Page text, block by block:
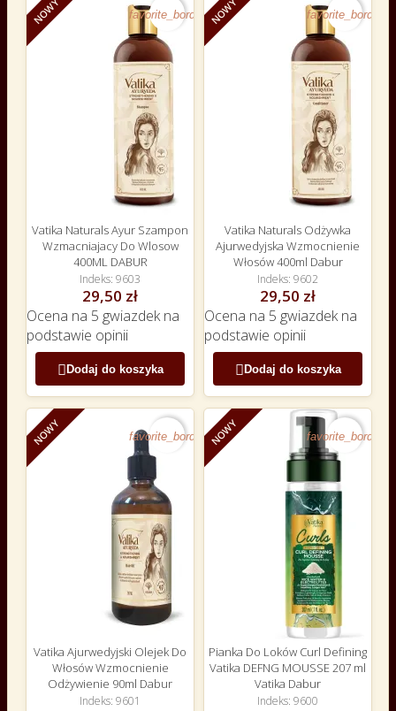
NOWY favorite_border
Vatika Naturals Ayur Szampon
Wzmacniajacy Do Wlosow
400ML DABUR
Indeks 9603
29,50 zł
Ocena na 5 gwiazdek na
podstawie opinii
Dodaj do koszyka
NOWY favorite_border
Vatika Naturals Odżywka
Ajurwedyjska Wzmocnienie
Włosów 400ml Dabur
Indeks 9602
29,50 zł
Ocena na 5 gwiazdek na
podstawie opinii
Dodaj do koszyka
NOWY favorite_border
Vatika Ajurwedyjski Olejek Do
Włosów Wzmocnienie
Odżywienie 90ml Dabur
Indeks 9601
NOWY favorite_border
Pianka Do Loków Curl Defining
Vatika DEFNG MOUSSE 207 ml
Vatika Dabur
Indeks 9600